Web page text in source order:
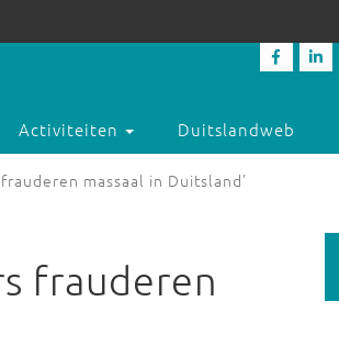
Activiteiten Duitslandweb
massaal in Duitsland'
frauderen